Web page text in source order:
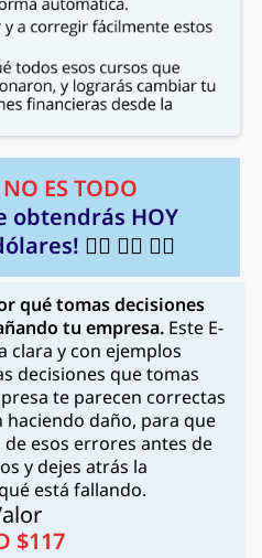
ES TODO
obtendrás HOY
👇🏼 👇🏼 👇🏼
qué tomas decisiones
tu empresa. Este E-
clara y con ejemplos
decisiones que tomas
te parecen correctas
daño, para que
esos errores antes de
y dejes atrás la
está fallando.
$117